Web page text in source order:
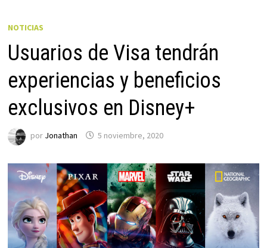
NOTICIAS
Usuarios de Visa tendrán
experiencias y beneficios
exclusivos en Disney+
por Jonathan 5 noviembre, 2020